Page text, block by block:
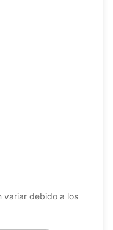
variar debido a los